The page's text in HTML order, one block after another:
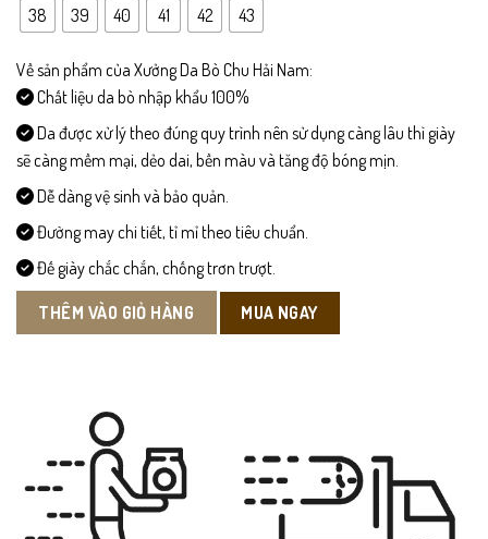
499,000 ₫.
379,000 ₫.
38 39 40 41 42 43
Về sản phẩm của Xưởng Da Bò Chu Hải Nam:
Chất liệu da bò nhập khẩu 100%
Da được xử lý theo đúng quy trình nên sử dụng càng lâu thì giày
sẽ càng mềm mại, dẻo dai, bền màu và tăng độ bóng mịn.
Dễ dàng vệ sinh và bảo quản.
Đường may chi tiết, tỉ mỉ theo tiêu chuẩn.
Đế giày chắc chắn, chống trơn trượt.
THÊM VÀO GIỎ HÀNG MUA NGAY